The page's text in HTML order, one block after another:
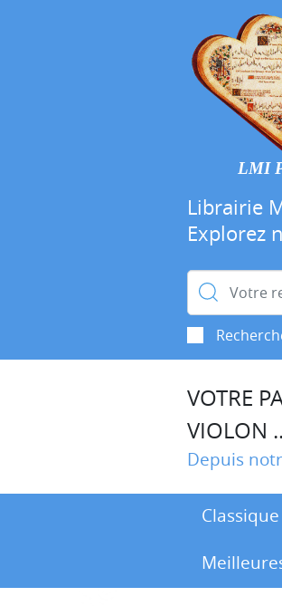
LMI
Librairie
Explorez
Rechercher :
VOTRE
VIOLON
Depuis
Classique